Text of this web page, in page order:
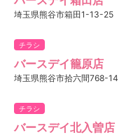
埼玉県熊谷市箱田1-13-25
チラシ
バースデイ籠原店
埼玉県熊谷市拾六間768-14
チラシ
バースデイ北入曽店